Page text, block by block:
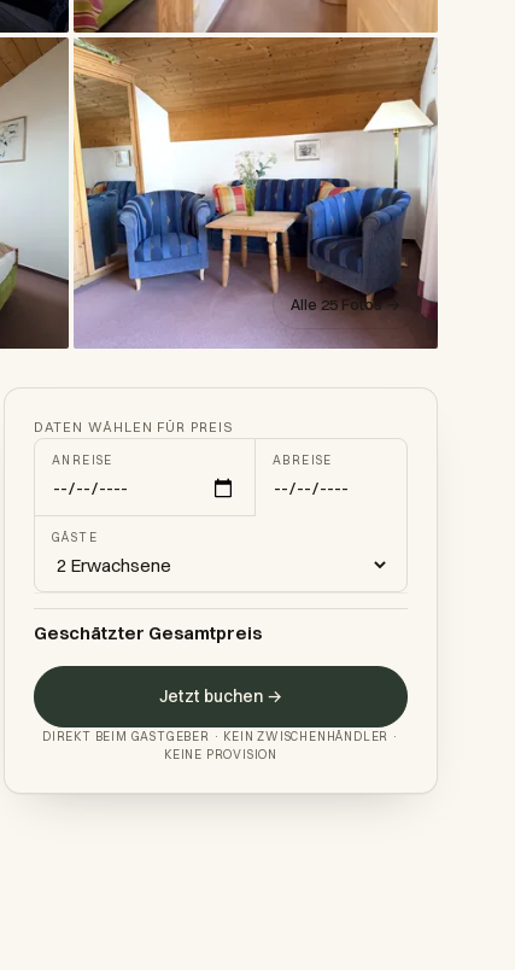
Alle 25 Fotos →
DATEN WÄHLEN FÜR PREIS
ANREISE ABREISE
GÄSTE
Geschätzter Gesamtpreis
Jetzt buchen →
DIREKT BEIM GASTGEBER · KEIN ZWISCHENHÄNDLER ·
KEINE PROVISION